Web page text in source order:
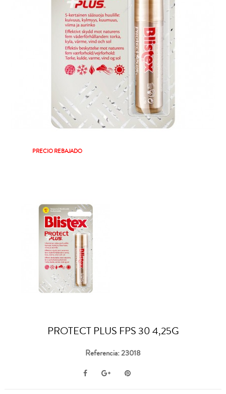
PRECIO REBAJADO
PROTECT PLUS FPS 30 4,25G
Referencia: 23018